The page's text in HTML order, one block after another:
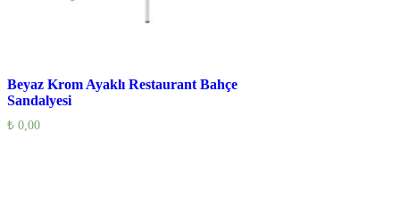
Beyaz Krom Ayaklı Restaurant Bahçe
Sandalyesi
₺ 0,00